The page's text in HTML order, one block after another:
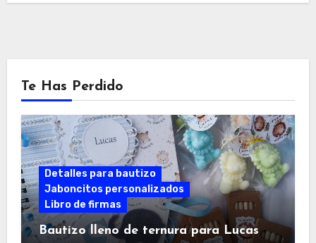
Te Has Perdido
Detalles para bautizo
Jaboncitos personalizados
Libro de firmas
Bautizo lleno de ternura para Lucas